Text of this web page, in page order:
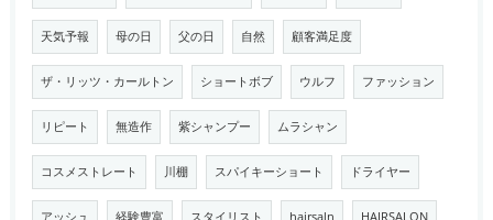
天気予報 母の日 父の日 自然 顧客満足度
ザ・リッツ・カールトン ショートボブ ウルフ ファッション
リピート 無造作 紫シャンプー ムラシャン
コスメストレート 川棚 スパイキーショート ドライヤー
アッシュ 経験豊富 スタイリスト hairsaln HAIRSALON